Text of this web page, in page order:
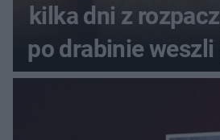
kilka dni z
po drabinie